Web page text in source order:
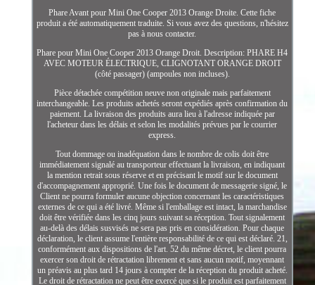
Phare Avant pour Mini One Cooper 2013 Orange Droite. Cette fiche
produit a été automatiquement traduite. Si vous avez des questions, n'hésitez
pas à nous contacter.
Phare pour Mini One Cooper 2013 Orange Droit. Description: PHARE H4
AVEC MOTEUR ÉLECTRIQUE, CLIGNOTANT ORANGE DROIT
(côté passager) (ampoules non incluses).
Pièce détachée compétition neuve non originale mais parfaitement
interchangeable. Les produits achetés seront expédiés après confirmation du
paiement. La livraison des produits aura lieu à l'adresse indiquée par
l'acheteur dans les délais et selon les modalités prévues par le courrier
express.
Tout dommage ou inadéquation dans le nombre de colis doit être
immédiatement signalé au transporteur effectuant la livraison, en indiquant
la mention retrait sous réserve et en précisant le motif sur le document
d'accompagnement approprié. Une fois le document de messagerie signé, le
Client ne pourra formuler aucune objection concernant les caractéristiques
externes de ce qui a été livré. Même si l'emballage est intact, la marchandise
doit être vérifiée dans les cinq jours suivant sa réception. Tout signalement
au-delà des délais susvisés ne sera pas pris en considération. Pour chaque
déclaration, le client assume l'entière responsabilité de ce qui est déclaré. 21,
conformément aux dispositions de l'art. 52 du même décret, le client pourra
exercer son droit de rétractation librement et sans aucun motif, moyennant
un préavis au plus tard 14 jours à compter de la réception du produit acheté.
Le droit de rétractation ne peut être exercé que si le produit est parfaitement